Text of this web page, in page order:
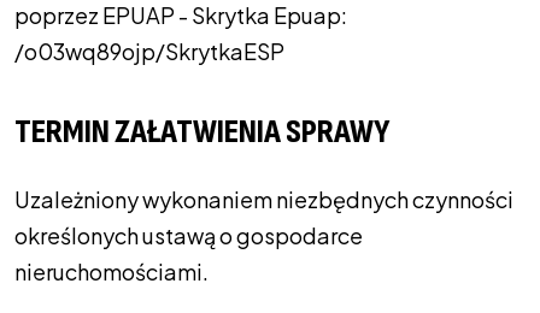
poprzez EPUAP - Skrytka Epuap:
/o03wq89ojp/SkrytkaESP
TERMIN ZAŁATWIENIA SPRAWY
Uzależniony wykonaniem niezbędnych czynności
określonych ustawą o gospodarce
nieruchomościami.